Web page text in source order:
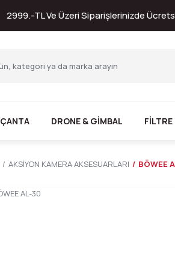
2999.-TL Ve Üzeri Siparişlerinizde
ÇANTA DRONE & GİMBAL FİLTRE
AKSİYON KAMERA AKSESUARLARI BÖWEE